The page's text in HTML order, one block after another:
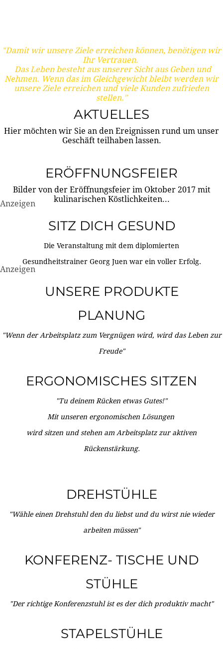
"Damit wir unsere Ziele erreichen können, benötigen wir
Ihr Vertrauen.
Das Leben besteht aus unserer Sicht aus Geben und
Nehmen. Wenn das im Gleichgewicht bleibt werden wir
unsere Ziele erreichen und viele Kunden zufrieden
stellen."
AKTUELLES
Hier möchten wir Sie an den Ereignissen rund um unser
Geschäft teilhaben lassen.
ERÖFFNUNGSFEIER
Bilder von der Eröffnungsfeier im Oktober 2017 mit
kulinarischen Köstlichkeiten...
Anzeigen
SITZ DICH GESUND
Die Veranstaltung mit dem diplomierten
Gesundheitstrainer Georg Juen war ein voller Erfolg.
Anzeigen
UNSERE PRODUKTE
PLANUNG
"Wenn der Arbeitsplatz zum Vergnügen wird, wird das Leben zur
Freude"
ERGONOMISCHES SITZEN
"Tu deinem Rücken etwas Gutes!"
Mit unseren ergonomischen Lösungen
wird sitzen und stehen am Arbeitsplatz zur aktiven
Rückenstärkung.
DREHSTÜHLE
"Wähle einen Drehstuhl den du liebst und du wirst nie wieder
arbeiten müssen"
KONFERENZ- TISCHE UND
STÜHLE
"Der richtige Konferenzstuhl ist es der dich produktiv macht"
STAPELSTÜHLE